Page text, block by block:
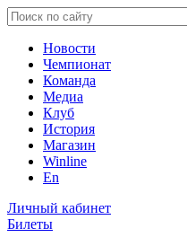
Новости
Чемпионат
Команда
Медиа
Клуб
История
Магазин
Winline
En
Личный кабинет
Билеты